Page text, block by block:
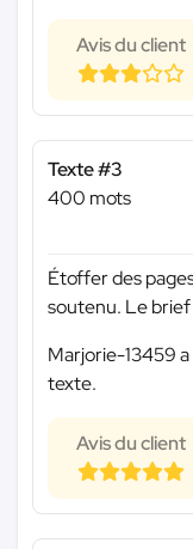
Avis du client
Texte #3
400 mots
Étoffer des
soutenu. Le
Marjorie-13459
texte.
Avis du client